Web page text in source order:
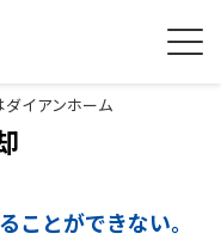
イアンホーム
ことができない。